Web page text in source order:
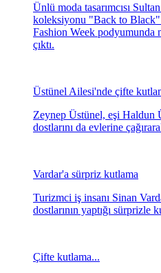
Ünlü moda tasarımcısı
koleksiyonu "Back to
Fashion Week podyumunda
çıktı.
Üstünel Ailesi'nde çifte
Zeynep Üstünel, eşi Haldun
dostlarını da evlerine
Vardar'a sürpriz kutlama
Turizmci iş insanı Sinan
dostlarının yaptığı sürprizle
Çifte kutlama...